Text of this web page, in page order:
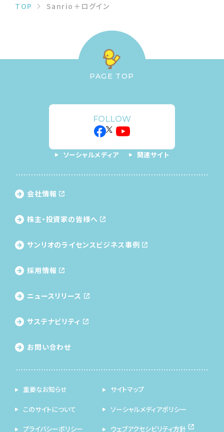
TOP Sanrio＋ログイン
PAGE TOP
FOLLOW
ソーシャルメディア 関連サイト
会社情報
株主・投資家の皆様へ
サンリオのライセンス ビジネス事例
採用情報
ニュースリリース
サステナビリティ
お問い合わせ
重要なお知らせ サイトマップ
このサイトについて ソーシャルメディアポリシー
プライバシーポリシー ウェブアクセシビリティ方針